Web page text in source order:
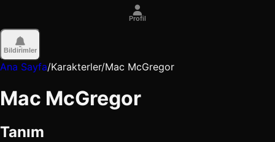
Profil
Bildirimler
Ana Sayfa/Karakterler/Mac McGregor
Mac McGregor
Tanım